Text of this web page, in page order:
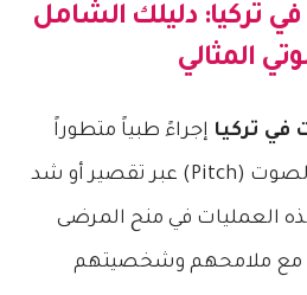
تركيا: دليلك الشامل
المثالي
في تركيا إجراءً طبياً متطوراً
يهدف إلى تعديل حدة الصوت (Pitch) عبر تقصير أو شد
العمليات في منح المرضى
مع ملامحهم وشخصيتهم